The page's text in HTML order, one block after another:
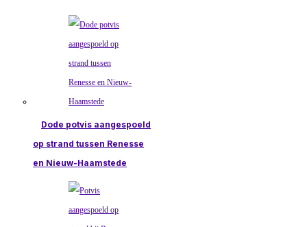
Dode potvis aangespoeld
op strand tussen Renesse
en Nieuw-Haamstede